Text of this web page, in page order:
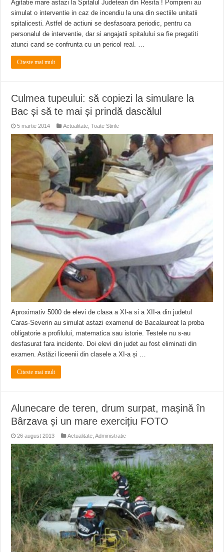
Agitatie mare astazi la Spitalul Judetean din Resita ! Pompierii au
simulat o interventie in caz de incendiu la una din sectiile unitatii
spitalicesti. Astfel de actiuni se desfasoara periodic, pentru ca
personalul de interventie, dar si angajatii spitalului sa fie pregatiti
atunci cand se confrunta cu un pericol real. …
Citeste mai mult
Culmea tupeului: să copiezi la simulare la
Bac și să te mai și prindă dascălul
5 martie 2014 Actualitate ,Toate Stirile
Aproximativ 5000 de elevi de clasa a XI-a si a XII-a din judetul
Caras-Severin au simulat astazi examenul de Bacalaureat la proba
obligatorie a profilului, matematica sau istorie. Testele nu s-au
desfasurat fara incidente. Doi elevi din judet au fost eliminati din
examen. Astăzi liceenii din clasele a XI-a și …
Citeste mai mult
Alunecare de teren, drum surpat, mașină în
Bârzava și un mare exercițiu FOTO
26 august 2013 Actualitate ,Administratie